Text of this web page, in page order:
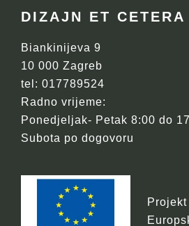
FOOTER
DIZAJN ET
Biankinijeva 9
10 000 Zagreb
tel: 017789524
Radno vrijeme:
Ponedjeljak- Petak 8:00 do
Subota po dogovoru